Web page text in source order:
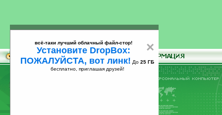
×
всё-таки лучший облачный файл-стор!
Установите DropBox:
ПОЖАЛУЙСТА, вот линк! До 25 ГБ
бесплатно, приглашая друзей!